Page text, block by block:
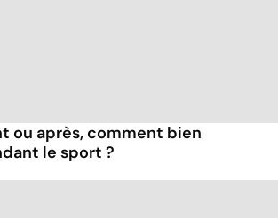
ou après, comment bien
le sport ?